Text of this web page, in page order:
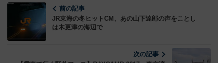
前の記事
JR東海の冬ヒットCM、あの山下達郎の声をことし
は木更津の海辺で
次の記事